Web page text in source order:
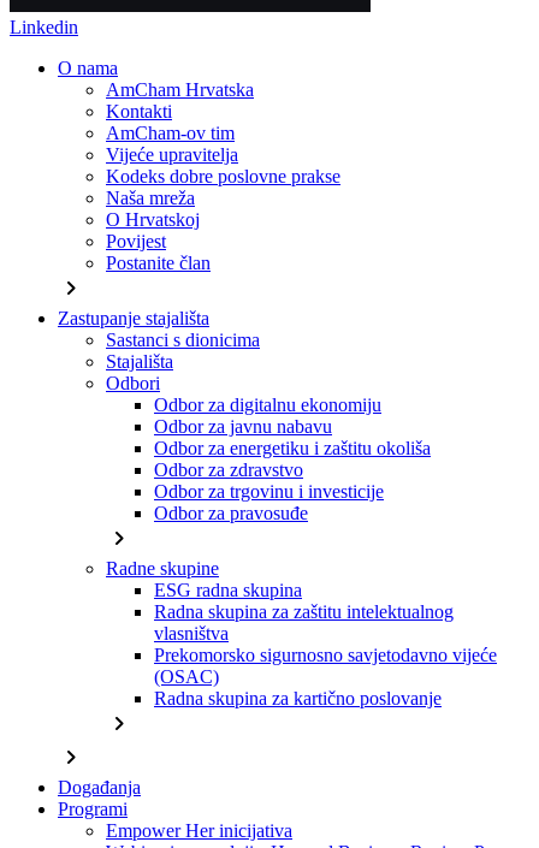
Linkedin
O nama
AmCham Hrvatska
Kontakti
AmCham-ov tim
Vijeće upravitelja
Kodeks dobre poslovne prakse
Naša mreža
O Hrvatskoj
Povijest
Postanite član
chevron_right
Zastupanje stajališta
Sastanci s dionicima
Stajališta
Odbori
Odbor za digitalnu ekonomiju
Odbor za javnu nabavu
Odbor za energetiku i zaštitu okoliša
Odbor za zdravstvo
Odbor za trgovinu i investicije
Odbor za pravosuđe
chevron_right
Radne skupine
ESG radna skupina
Radna skupina za zaštitu intelektualnog
vlasništva
Prekomorsko sigurnosno savjetodavno vijeće
(OSAC)
Radna skupina za kartično poslovanje
chevron_right
chevron_right
Događanja
Programi
Empower Her inicijativa